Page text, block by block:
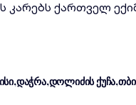
კარებს ქართველ
დაჭრა დოლიძის ქუჩა